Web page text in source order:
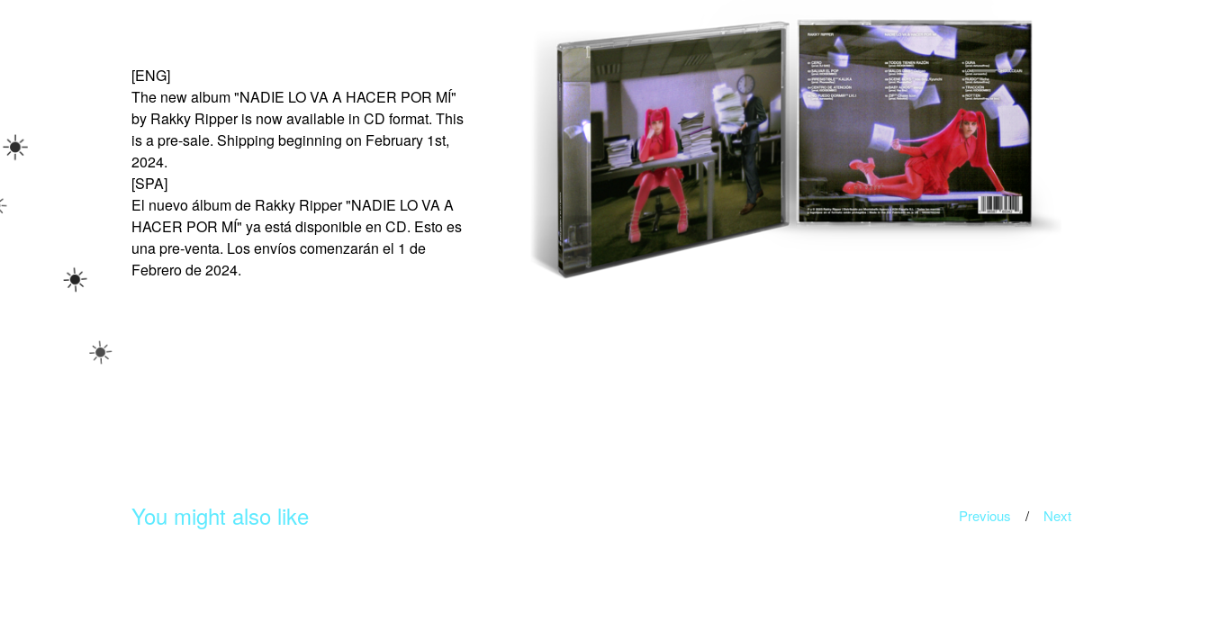
[ENG]
The new album "NADIE LO VA A HACER POR MÍ"
by Rakky Ripper is now available in CD format. This
is a pre-sale. Shipping beginning on February 1st,
2024.
[SPA]
El nuevo álbum de Rakky Ripper "NADIE LO VA A
HACER POR MÍ" ya está disponible en CD. Esto es
una pre-venta. Los envíos comenzarán el 1 de
Febrero de 2024.
You might also like Previous Next